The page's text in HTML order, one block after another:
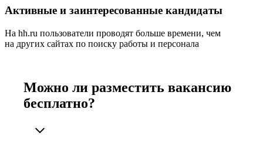
Активные и заинтересованные кандидаты
На hh.ru пользователи проводят больше времени, чем
на других сайтах по поиску работы и персонала
Можно ли разместить вакансию
бесплатно?